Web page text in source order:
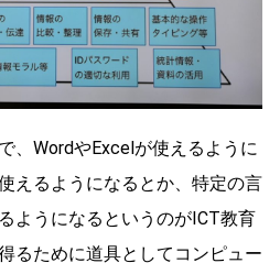
、WordやExcelが使えるように
えるようになるとか、特定の言
ようになるというのがICT教育
るために道具としてコンピュー